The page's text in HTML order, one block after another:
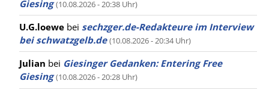
Giesing (10.08.2026 - 20:38 Uhr)
U.G.loewe bei sechzger.de-Redakteure im Interview
bei schwatzgelb.de (10.08.2026 - 20:34 Uhr)
Julian bei Giesinger Gedanken: Entering Free
Giesing (10.08.2026 - 20:28 Uhr)